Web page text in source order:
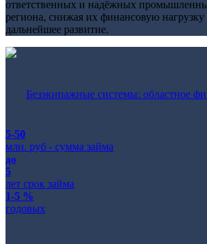
ответственных и надёжных
региона, снижая их финансовую
дальнейшее развитие.
Безэкипажные системы: областное
5-50
млн. руб - сумма займа
до
5
лет срок займа
1-5 %
годовых